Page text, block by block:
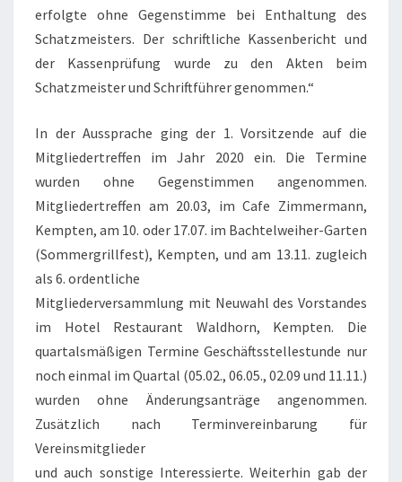
erfolgte ohne Gegenstimme bei Enthaltung des
Schatzmeisters. Der schriftliche Kassenbericht und
der Kassenprüfung wurde zu den Akten beim
Schatzmeister und Schriftführer genommen.“
In der Aussprache ging der 1. Vorsitzende auf die
Mitgliedertreffen im Jahr 2020 ein. Die Termine
wurden ohne Gegenstimmen angenommen.
Mitgliedertreffen am 20.03, im Cafe Zimmermann,
Kempten, am 10. oder 17.07. im Bachtelweiher-Garten
(Sommergrillfest), Kempten, und am 13.11. zugleich
als 6. ordentliche
Mitgliederversammlung mit Neuwahl des Vorstandes
im Hotel Restaurant Waldhorn, Kempten. Die
quartalsmäßigen Termine Geschäftsstellestunde nur
noch einmal im Quartal (05.02., 06.05., 02.09 und 11.11.)
wurden ohne Änderungsanträge angenommen.
Zusätzlich nach Terminvereinbarung für
Vereinsmitglieder
und auch sonstige Interessierte. Weiterhin gab der